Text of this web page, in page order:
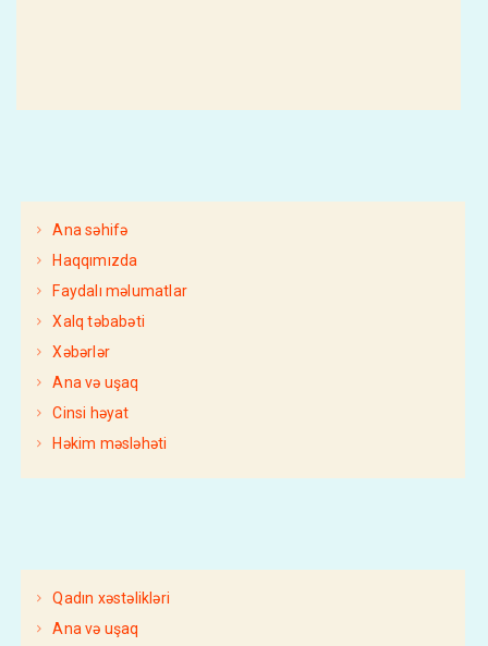
Ana səhifə
Haqqımızda
Faydalı məlumatlar
Xalq təbabəti
Xəbərlər
Ana və uşaq
Cinsi həyat
Həkim məsləhəti
Qadın xəstəlikləri
Ana və uşaq